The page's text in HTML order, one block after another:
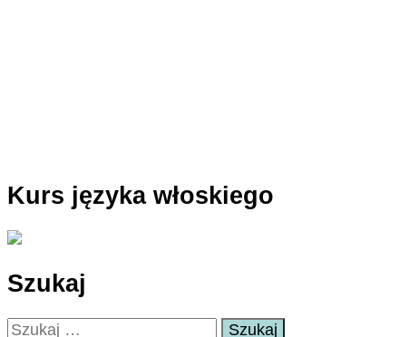
Kurs języka włoskiego
Szukaj
Szukaj: